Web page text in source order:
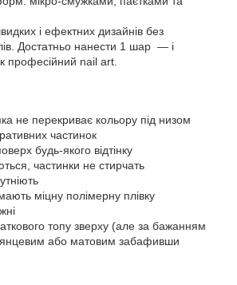
і ефектних дизайнів без
Достатньо нанести 1 шар — і
професійний nail art.
не перекриває кольору під низом
частинок
будь-якого відтінку
частинки не стирчать
міцну полімерну плівку
топу зверху (але за бажанням
або матовим забафивши